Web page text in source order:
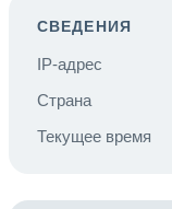
СВЕДЕНИЯ
IP-адрес
Страна
Текущее время